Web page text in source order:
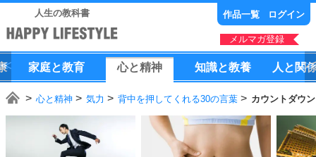
人生の教科書 作品一覧 ログイン
メルマガ登録
家庭と教育 心と精神 知識と教養 人 と 関
心と精神 気力 背中を押してくれる30の言葉 カウントダウ